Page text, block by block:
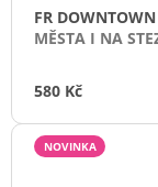
FR
MĚSTA I NA
580 Kč
NOVINKA